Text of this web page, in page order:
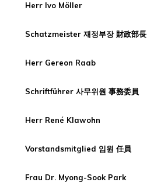
Herr Ivo Möller
Schatzmeister 재정부장 財政部長
Herr Gereon Raab
Schriftführer 사무위원 事務委員
Herr René Klawohn
Vorstandsmitglied 임원 任員
Frau Dr. Myong-Sook Park